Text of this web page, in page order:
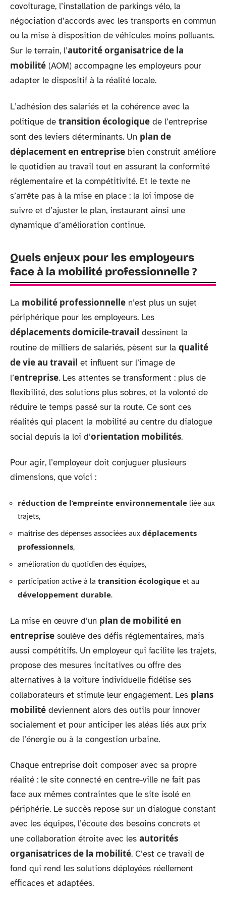
covoiturage, l’installation de parkings vélo, la
négociation d’accords avec les transports en commun
ou la mise à disposition de véhicules moins polluants.
Sur le terrain, l’autorité organisatrice de la
mobilité (AOM) accompagne les employeurs pour
adapter le dispositif à la réalité locale.
L’adhésion des salariés et la cohérence avec la
politique de transition écologique de l’entreprise
sont des leviers déterminants. Un plan de
déplacement en entreprise bien construit améliore
le quotidien au travail tout en assurant la conformité
réglementaire et la compétitivité. Et le texte ne
s’arrête pas à la mise en place : la loi impose de
suivre et d’ajuster le plan, instaurant ainsi une
dynamique d’amélioration continue.
Quels enjeux pour les employeurs
face à la mobilité professionnelle ?
La mobilité professionnelle n’est plus un sujet
périphérique pour les employeurs. Les
déplacements domicile-travail dessinent la
routine de milliers de salariés, pèsent sur la qualité
de vie au travail et influent sur l’image de
l’entreprise. Les attentes se transforment : plus de
flexibilité, des solutions plus sobres, et la volonté de
réduire le temps passé sur la route. Ce sont ces
réalités qui placent la mobilité au centre du dialogue
social depuis la loi d’orientation mobilités.
Pour agir, l’employeur doit conjuguer plusieurs
dimensions, que voici :
réduction de l’empreinte environnementale liée aux
trajets,
maîtrise des dépenses associées aux déplacements
professionnels,
amélioration du quotidien des équipes,
participation active à la transition écologique et au
développement durable.
La mise en œuvre d’un plan de mobilité en
entreprise soulève des défis réglementaires, mais
aussi compétitifs. Un employeur qui facilite les trajets,
propose des mesures incitatives ou offre des
alternatives à la voiture individuelle fidélise ses
collaborateurs et stimule leur engagement. Les plans
mobilité deviennent alors des outils pour innover
socialement et pour anticiper les aléas liés aux prix
de l’énergie ou à la congestion urbaine.
Chaque entreprise doit composer avec sa propre
réalité : le site connecté en centre-ville ne fait pas
face aux mêmes contraintes que le site isolé en
périphérie. Le succès repose sur un dialogue constant
avec les équipes, l’écoute des besoins concrets et
une collaboration étroite avec les autorités
organisatrices de la mobilité. C’est ce travail de
fond qui rend les solutions déployées réellement
efficaces et adaptées.